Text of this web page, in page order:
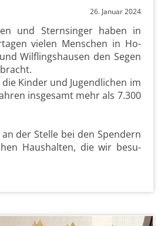
26. Ja­nu­ar 2024
und Stern­sin­ger haben in
vie­len Men­schen in Ho­
Wilf­lings­hau­sen den Segen
Kin­der und Ju­gend­li­chen im
ins­ge­samt mehr als 7.300
der Stel­le bei den Spen­dern
Haus­hal­ten, die wir be­su­